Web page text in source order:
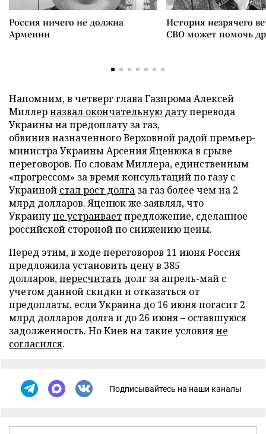
Россия ничего не должна
Армении
История незрячего
СВО может помочь
Напомним, в четверг глава Газпрома Алексей
Миллерназвал окончательную датуперевода
Украины на предоплату за газ,
обвинив назначенного Верховной радой премьер-
министра Украины Арсения Яценюка в срыве
переговоров. По словам Миллера, единственным
«прогрессом» за время консультаций по газу с
Украиной стал рост долга за газ более чем на 2
млрд долларов. Яценюк же заявлял, что
Украинуне устраиваетпредложение, сделанное
российской стороной по снижению цены.
Перед этим, в ходе переговоров 11 июня Россия
предложила установить цену в 385
долларов,пересчитать долг за апрель-май с
учетом данной скидки и отказаться от
предоплаты, если Украина до 16 июня погасит 2
млрд долларов долга и до 26 июня – оставшуюся
задолженность. Но Киев на такие условияне
согласился.
Подписывайтесь на наши каналы